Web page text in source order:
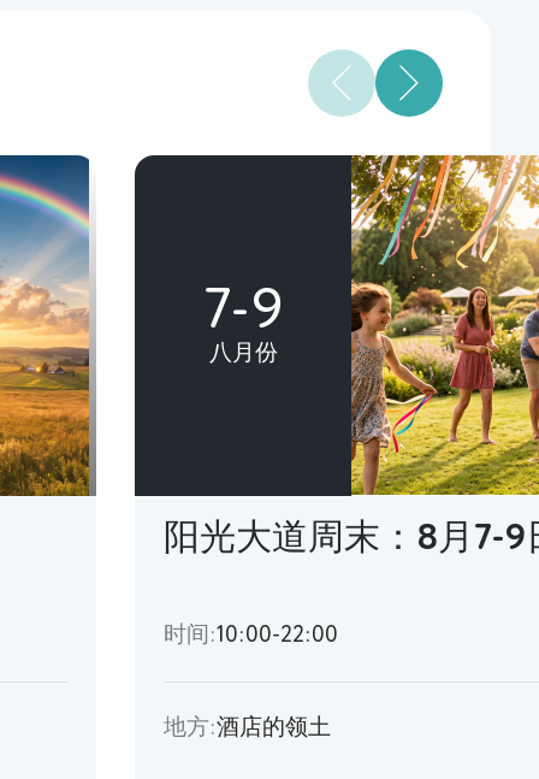
7-9
八月份
阳光大道周末：8月7-9
时间:10:00-22:00
地方:酒店的领土